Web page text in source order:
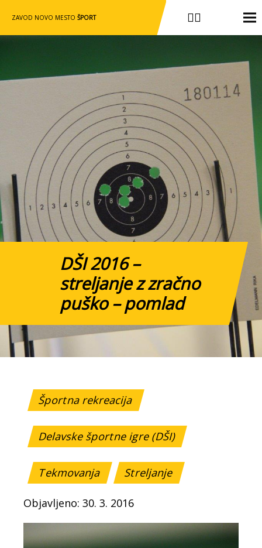
ZAVOD NOVO MESTO ŠPORT
DŠI 2016 –
streljanje z zračno
puško – pomlad
Športna rekreacija
Delavske športne igre (DŠI)
Tekmovanja Streljanje
Objavljeno: 30. 3. 2016